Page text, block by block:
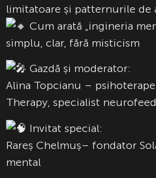
limitatoare și patternurile de
Cum arată „ingineria
simplu, clar, fără misticism
Gazdă și moderator:
Alina Topcianu –
Therapy, specialist
Invitat special:
Rareș Chelmuș– fondator
mental